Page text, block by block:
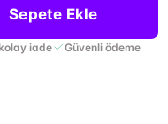
Sepete Ekle
iade Güvenli ödeme